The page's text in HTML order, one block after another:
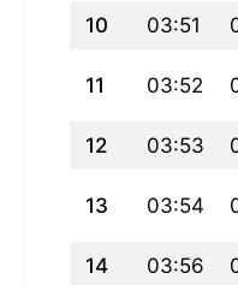
10 03:51
11 03:52
12 03:53
13 03:54
14 03:56